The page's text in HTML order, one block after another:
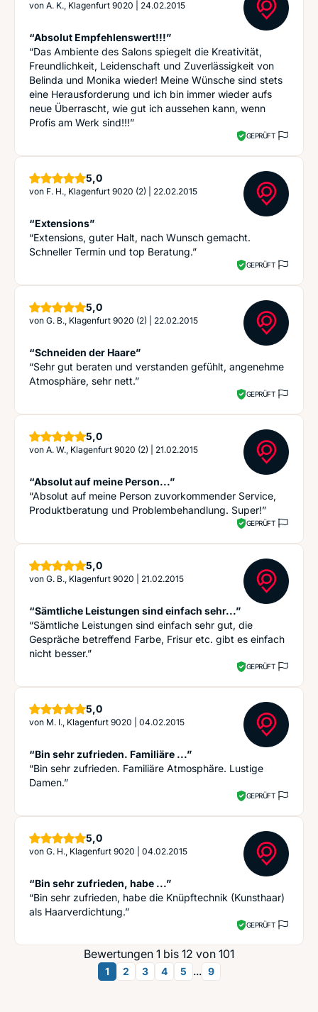
von A. K., Klagenfurt 9020 24.02.2015
“Absolut Empfehlenswert!!!”
“Das Ambiente des Salons spiegelt die Kreativität,
Freundlichkeit, Leidenschaft und Zuverlässigkeit von
Belinda und Monika wieder! Meine Wünsche sind stets
eine Herausforderung und ich bin immer wieder aufs
neue Überrascht, wie gut ich aussehen kann, wenn
Profis am Werk sind!!!”
GEPRÜFT
5,0Sterne
von F. H., Klagenfurt 9020 (2) 22.02.2015
“Extensions”
“Extensions, guter Halt, nach Wunsch gemacht.
Schneller Termin und top Beratung.”
GEPRÜFT
5,0Sterne
von G. B., Klagenfurt 9020 (2) 22.02.2015
“Schneiden der Haare”
“Sehr gut beraten und verstanden gefühlt, angenehme
Atmosphäre, sehr nett.”
GEPRÜFT
5,0Sterne
von A. W., Klagenfurt 9020 (2) 21.02.2015
“Absolut auf meine Person...”
“Absolut auf meine Person zuvorkommender Service,
Produktberatung und Problembehandlung. Super!”
GEPRÜFT
5,0Sterne
von G. B., Klagenfurt 9020 21.02.2015
“Sämtliche Leistungen sind einfach sehr...”
“Sämtliche Leistungen sind einfach sehr gut, die
Gespräche betreffend Farbe, Frisur etc. gibt es einfach
nicht besser.”
GEPRÜFT
5,0Sterne
von M. I., Klagenfurt 9020 04.02.2015
“Bin sehr zufrieden. Familiäre ...”
“Bin sehr zufrieden. Familiäre Atmosphäre. Lustige
Damen.”
GEPRÜFT
5,0Sterne
von G. H., Klagenfurt 9020 04.02.2015
“Bin sehr zufrieden, habe ...”
“Bin sehr zufrieden, habe die Knüpftechnik (Kunsthaar)
als Haarverdichtung.”
GEPRÜFT
Bewertungen 1 bis 12 von 101
1 2 3 4 5 ... 9